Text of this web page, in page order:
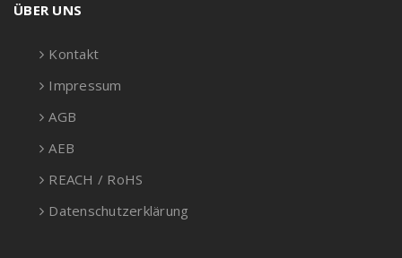
ÜBER UNS
Kontakt
Impressum
AGB
AEB
REACH / RoHS
Datenschutzerklärung